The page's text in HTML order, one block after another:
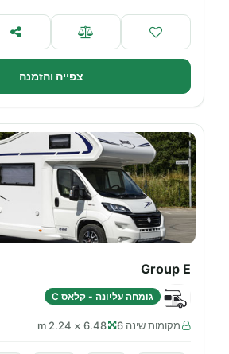
צפייה והזמנה
Group E
גומחה עליונה - קלאס C
מקומות שינה 6 6.48 × 2.24 m